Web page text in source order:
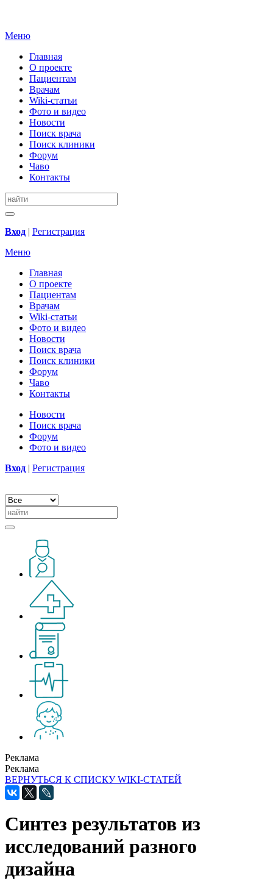
Меню
Главная
О проекте
Пациентам
Врачам
Wiki-статьи
Фото и видео
Новости
Поиск врача
Поиск клиники
Форум
Чаво
Контакты
Вход | Регистрация
Меню
Главная
О проекте
Пациентам
Врачам
Wiki-статьи
Фото и видео
Новости
Поиск врача
Поиск клиники
Форум
Чаво
Контакты
Новости
Поиск врача
Форум
Фото и видео
Вход | Регистрация
Реклама
Реклама
ВЕРНУТЬСЯ К СПИСКУ WIKI-СТАТЕЙ
Синтез результатов из
исследований разного
дизайна